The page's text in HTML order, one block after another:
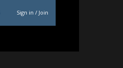
Sign in / Join